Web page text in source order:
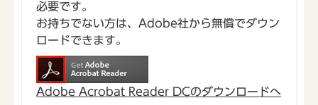
必要です。
お持ちでない方は、Adobe社から無償でダウン
ロードできます。
Adobe Acrobat Reader DCのダウンロードへ